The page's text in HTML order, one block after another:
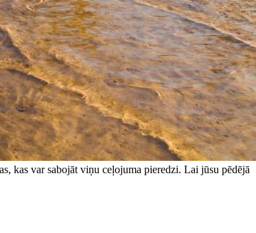
kas var sabojāt viņu ceļojuma pieredzi. Lai jūsu pēdējā